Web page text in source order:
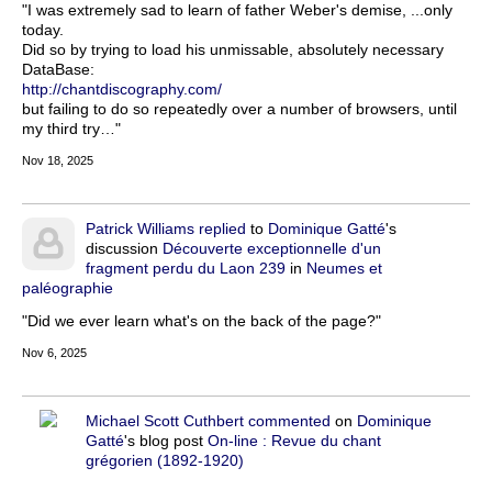
"I was extremely sad to learn of father Weber's demise, ...only
today.
Did so by trying to load his unmissable, absolutely necessary
DataBase:
http://chantdiscography.com/
but failing to do so repeatedly over a number of browsers, until
my third try…"
Nov 18, 2025
Patrick Williams replied to Dominique Gatté's
discussion Découverte exceptionnelle d'un
fragment perdu du Laon 239 in Neumes et
paléographie
"Did we ever learn what's on the back of the page?"
Nov 6, 2025
Michael Scott Cuthbert commented on Dominique
Gatté's blog post On-line : Revue du chant
grégorien (1892-1920)